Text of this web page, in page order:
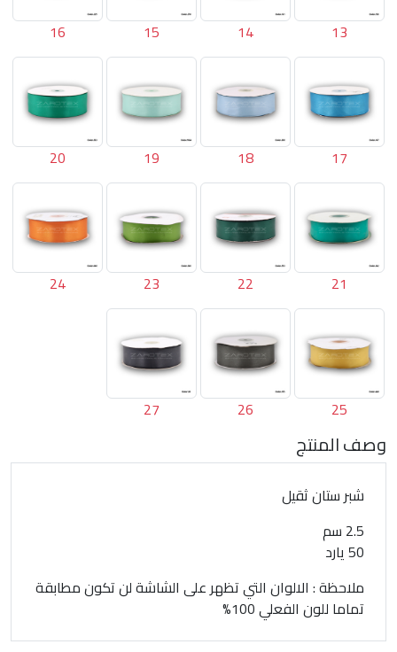
13
14
15
16
17
18
19
20
21
22
23
24
25
26
27
وصف المنتج
شبر ستان ثقيل
2.5 سم
50 يارد
ملاحظة : الالوان التي تظهر على الشاشة لن تكون مطابقة
تماما للون الفعلي 100%